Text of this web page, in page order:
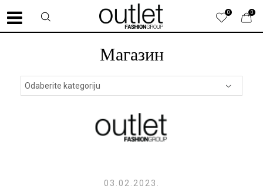
0
0
Магазин
03.02.2023.